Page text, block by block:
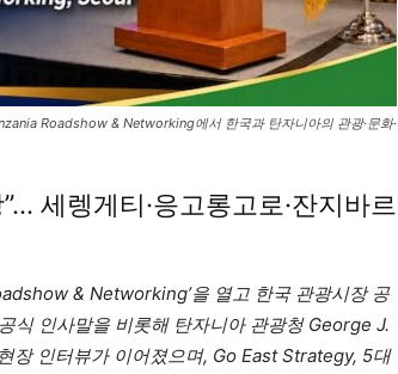
Roadshow & Networking에서 한국과 탄자니아의 관광·문화·
세렝게티·응고롱고로·잔지바르
& Networking’을 열고 한국 관광시장 공
식 인사말을 비롯해 탄자니아 관광청 George J.
인터뷰가 이어졌으며, Go East Strategy, 5대